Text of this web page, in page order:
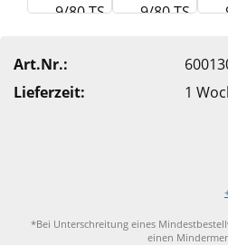
Art.Nr.:
Lieferzeit:
1
*Bei Unterschreitung eines
einen